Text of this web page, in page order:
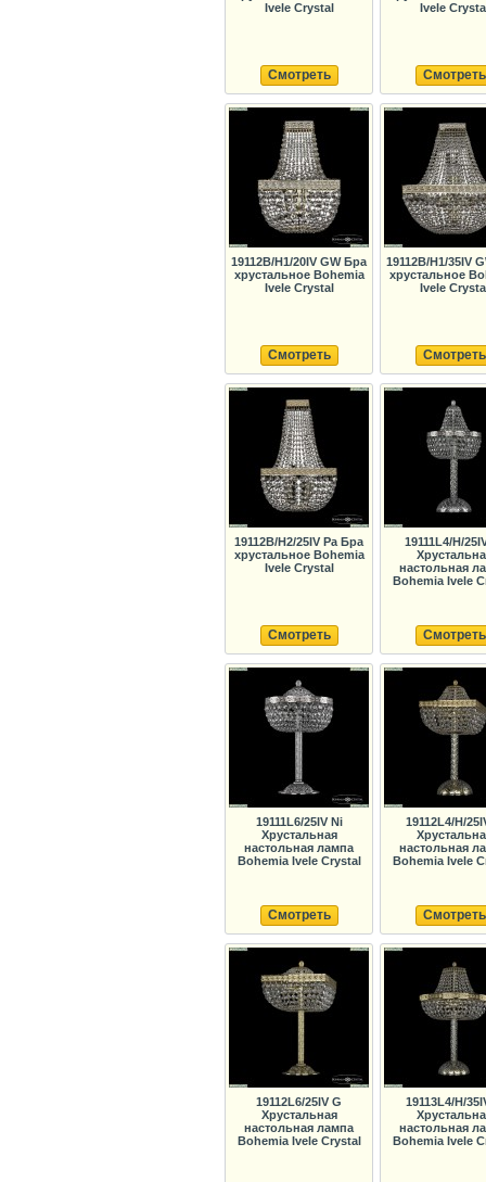
Ivele Crystal
Смотреть
Ivele
Смотреть
19112B/H1/20IV GW Бра
хрустальное Bohemia
Ivele Crystal
Смотреть
19112B/H1/35IV
хрустальное
Ivele
Смотреть
19112B/H2/25IV Pa Бра
хрустальное Bohemia
Ivele Crystal
Смотреть
19111L4/H/
настольная
Bohemia Ivele
Смотреть
19111L6/25IV Ni
Хрустальная
настольная лампа
Bohemia Ivele Crystal
Смотреть
19112L4/H/
настольная
Bohemia Ivele
Смотреть
19112L6/25IV G
Хрустальная
настольная лампа
Bohemia Ivele Crystal
19113L4/H/
настольная
Bohemia Ivele